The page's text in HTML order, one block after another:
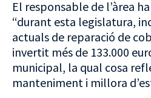
El responsable de l’àrea
“durant esta legislatura,
actuals de reparació de
invertit més de 133.000
municipal, la qual cosa
manteniment i millora